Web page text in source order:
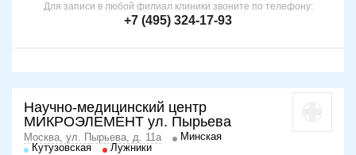
Для записи в любой филиал клиники звоните по телефону:
+7 (495) 324-17-93
Научно-медицинский центр
МИКРОЭЛЕМЕНТ ул. Пырьева
Москва, ул. Пырьева, д. 11а
Минская
Кутузовская
Лужники